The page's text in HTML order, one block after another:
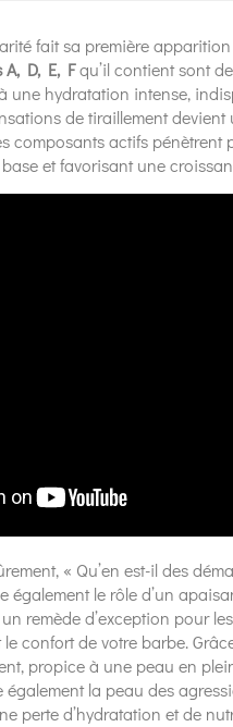
fait sa première
D, E, Fqu’il contient sont
une hydratation intense,
de tiraillement
composants actifs
et favorisant une
« Qu’en est-il des
également le rôle d’un
remède d’exception pour
confort de votre barbe.
propice à une peau en
la peau des
perte d’hydratation et de